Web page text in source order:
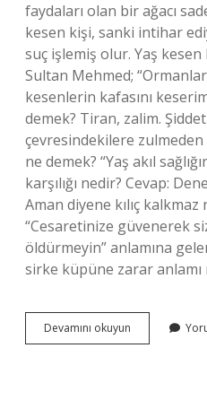
faydaları olan bir ağacı
kesen kişi, sanki intihar
suç işlemiş olur. Yaş
Sultan Mehmed;
kesenlerin kafasını
demek? Tiran, zalim.
çevresindekilere
ne demek? “Yaş akıl
karşılığı nedir? Cevap:
Aman diyene kılıç
“Cesaretinize güvenerek
öldürmeyin” anlamına
sirke küpüne zarar anlamı
Devamını okuyun
Kesen